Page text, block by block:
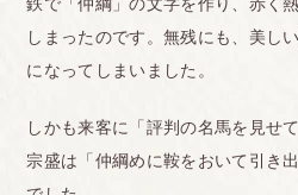
しまったのです。無残にも、美し
になってしまいました。
しかも来客に「評判の名馬を見せ
宗盛は「仲綱めに鞍をおいて引き